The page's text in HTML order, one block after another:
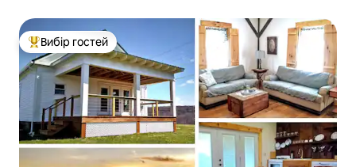
Топ вибір гостей
Вибір гостей